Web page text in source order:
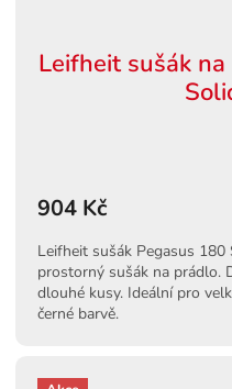
Leifheit sušák
904 Kč
Leifheit sušák Pegasus
prostorný sušák na prádlo.
dlouhé kusy. Ideální pro
černé barvě.